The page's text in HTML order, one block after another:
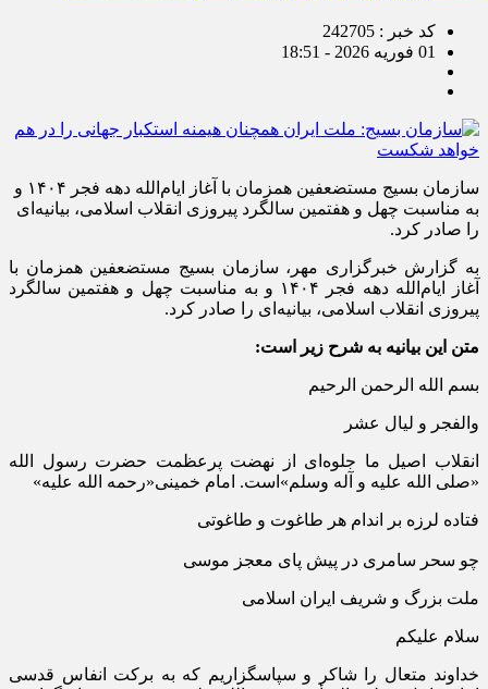
کد خبر : 242705
01 فوریه 2026 - 18:51
سازمان بسیج مستضعفین همزمان با آغاز ایام‌الله دهه فجر ۱۴۰۴ و
به مناسبت چهل و هفتمین سالگرد پیروزی انقلاب اسلامی، بیانیه‌ای
را صادر کرد.
به گزارش خبرگزاری مهر، سازمان بسیج مستضعفین همزمان با
آغاز ایام‌الله دهه فجر ۱۴۰۴ و به مناسبت چهل و هفتمین سالگرد
پیروزی انقلاب اسلامی، بیانیه‌ای را صادر کرد.
متن این بیانیه به شرح زیر است:
بسم الله الرحمن الرحیم
والفجر و لیال عشر
انقلاب اصیل ما جلوه‌ای از نهضت پرعظمت حضرت رسول الله
«صلی الله علیه و آله وسلم»است. امام خمینی«رحمه الله علیه»
فتاده لرزه بر اندام هر طاغوت و طاغوتی
چو سحر سامری در پیش پای معجز موسی
ملت بزرگ و شریف ایران اسلامی
سلام علیکم
خداوند متعال را شاکر و سپاسگزاریم که به برکت انفاس قدسی